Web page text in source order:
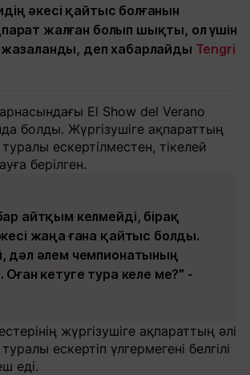
әкесі қайтыс болғанын
жалған болып шықты, ол үшін
жазаланды, деп хабарлайды Tengri
El Show del Verano
болды. Жүргізушіге ақпараттың
туралы ескертілместен, тікелей
берілген.
айтқым келмейді, бірақ
жаңа ғана қайтыс болды.
дәл әлем чемпионатының
кетуге тура келе ме?" -
жүргізушіге ақпараттың әлі
ескертіп үлгермегені белгілі
еді.